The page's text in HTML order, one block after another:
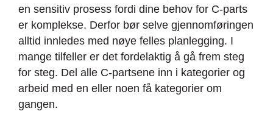
en sensitiv prosess fordi dine behov for C-parts
er komplekse. Derfor bør selve gjennomføringen
alltid innledes med nøye felles planlegging. I
mange tilfeller er det fordelaktig å gå frem steg
for steg. Del alle C-partsene inn i kategorier og
arbeid med en eller noen få kategorier om
gangen.